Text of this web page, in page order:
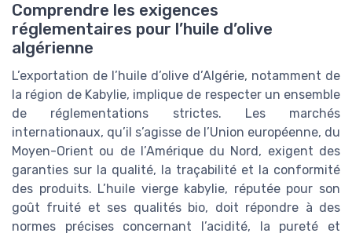
Comprendre les exigences
réglementaires pour l’huile d’olive
algérienne
L’exportation de l’huile d’olive d’Algérie, notamment de
la région de Kabylie, implique de respecter un ensemble
de réglementations strictes. Les marchés
internationaux, qu’il s’agisse de l’Union européenne, du
Moyen-Orient ou de l’Amérique du Nord, exigent des
garanties sur la qualité, la traçabilité et la conformité
des produits. L’huile vierge kabylie, réputée pour son
goût fruité et ses qualités bio, doit répondre à des
normes précises concernant l’acidité, la pureté et